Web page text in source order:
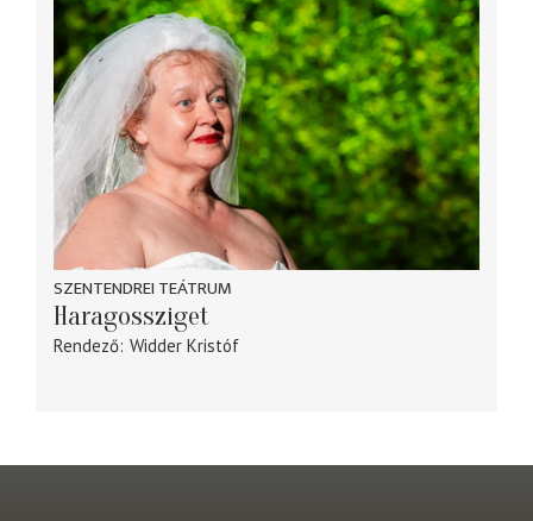
SZENTENDREI TEÁTRUM
Haragossziget
Rendező Widder Kristóf